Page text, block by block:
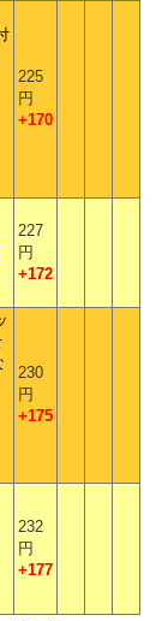
225
円
+170
227
円
+172
230
円
+175
232
円
+177